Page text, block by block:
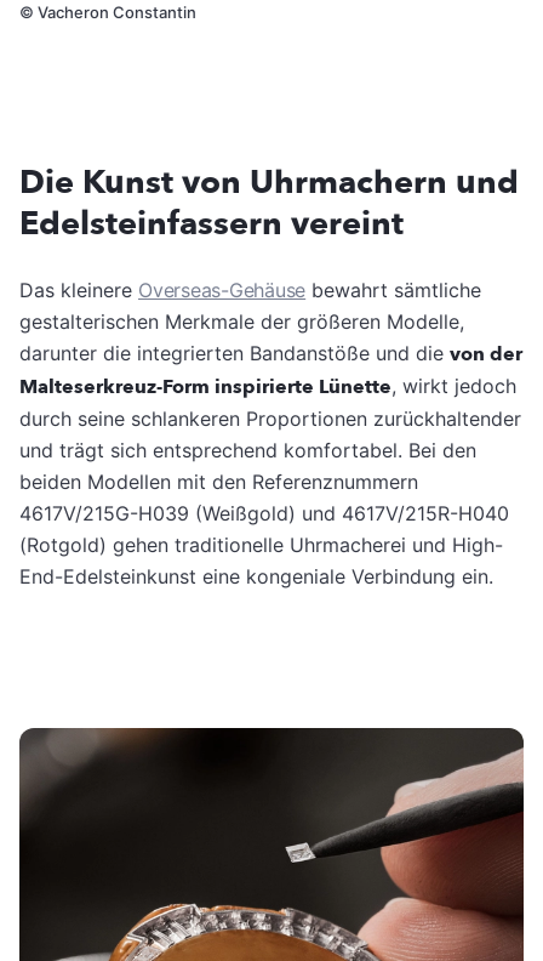
© Vacheron Constantin
Die Kunst von Uhrmachern und
Edelsteinfassern vereint
Das kleinere Overseas-Gehäuse bewahrt sämtliche
gestalterischen Merkmale der größeren Modelle,
darunter die integrierten Bandanstöße und die von der
Malteserkreuz-Form inspirierte Lünette, wirkt jedoch
durch seine schlankeren Proportionen zurückhaltender
und trägt sich entsprechend komfortabel. Bei den
beiden Modellen mit den Referenznummern
4617V/215G-H039 (Weißgold) und 4617V/215R-H040
(Rotgold) gehen traditionelle Uhrmacherei und High-
End-Edelsteinkunst eine kongeniale Verbindung ein.